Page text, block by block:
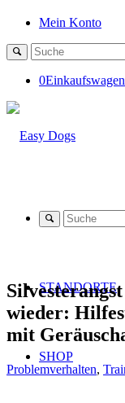
Mein Konto
0Einkaufswagen
STANDORTE
SHOP
wieder:
mit
Problemverhalten,